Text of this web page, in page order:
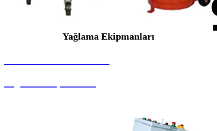
Yağlama Ekipmanları